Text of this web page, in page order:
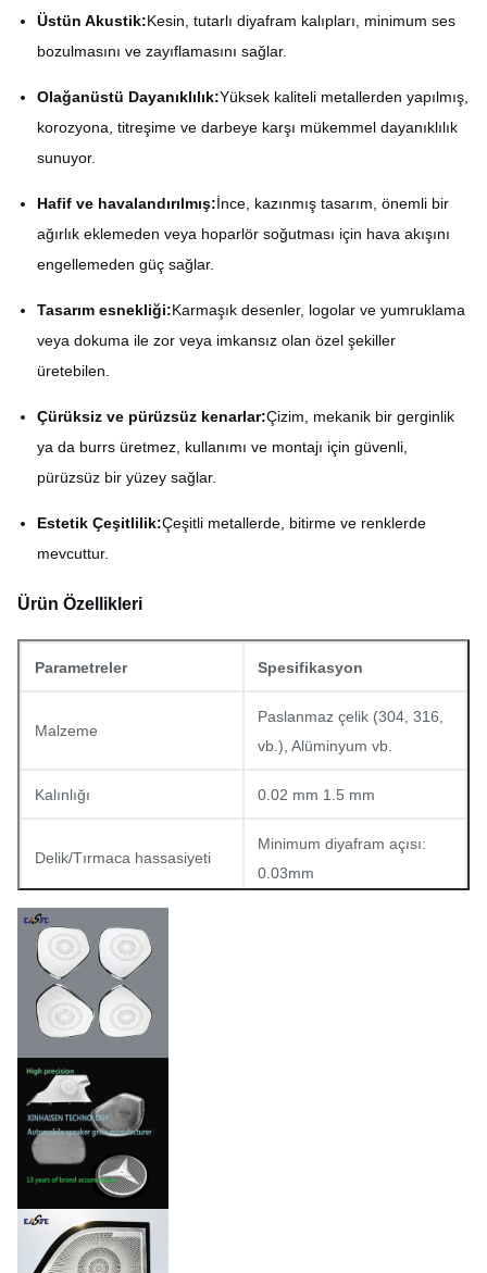
Üstün Akustik:Kesin, tutarlı diyafram kalıpları, minimum ses
bozulmasını ve zayıflamasını sağlar.
Olağanüstü Dayanıklılık:Yüksek kaliteli metallerden yapılmış,
korozyona, titreşime ve darbeye karşı mükemmel dayanıklılık
sunuyor.
Hafif ve havalandırılmış:İnce, kazınmış tasarım, önemli bir
ağırlık eklemeden veya hoparlör soğutması için hava akışını
engellemeden güç sağlar.
Tasarım esnekliği:Karmaşık desenler, logolar ve yumruklama
veya dokuma ile zor veya imkansız olan özel şekiller
üretebilen.
Çürüksiz ve pürüzsüz kenarlar:Çizim, mekanik bir gerginlik
ya da burrs üretmez, kullanımı ve montajı için güvenli,
pürüzsüz bir yüzey sağlar.
Estetik Çeşitlilik:Çeşitli metallerde, bitirme ve renklerde
mevcuttur.
Ürün Özellikleri
Parametreler Spesifikasyon
Malzeme
Paslanmaz çelik (304, 316,
vb.), Alüminyum vb.
Kalınlığı 0.02 mm 1.5 mm
Delik/Tırmaca hassasiyeti
Minimum diyafram açısı:
0.03mm
Hat Genişliği Doğruluğu
Dayanıklılık
Standart bitirme